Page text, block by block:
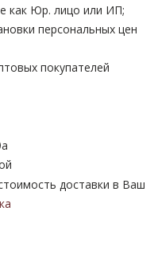
как Юр. лицо или ИП;
персональных цен
покупателей
доставки в Ваш